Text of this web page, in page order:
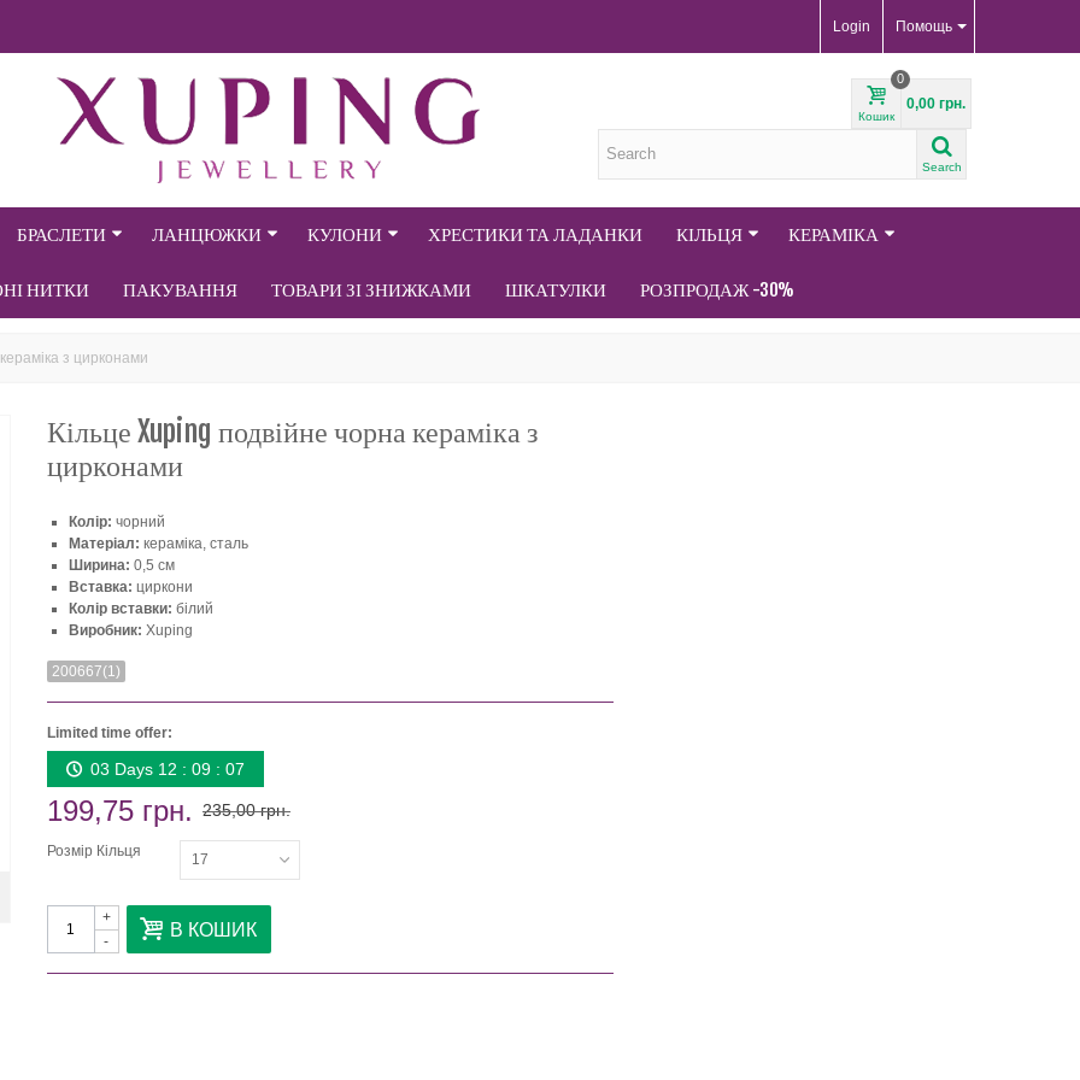
Помощь
Login
Кошик
0
0,00 грн.
Search
БРАСЛЕТИ ЛАНЦЮЖКИ КУЛОНИ ХРЕСТИКИ ТА ЛАДАНКИ КІЛЬЦЯ КЕРАМІКА
НИТКИ ПАКУВАННЯ ТОВАРИ ЗІ ЗНИЖКАМИ ШКАТУЛКИ РОЗПРОДАЖ -30%
з цирконами
Кільце Xuping подвійне чорна кераміка з
цирконами
Колір: чорний
Матеріал: кераміка, сталь
Ширина: 0,5 см
Вставка: циркони
Колір вставки: білий
Виробник: Xuping
200667(1)
Limited time offer:
03 Days 12 : 09 : 06
199,75 грн. 235,00 грн.
Розмір Кільця 17
-
+ В КОШИК